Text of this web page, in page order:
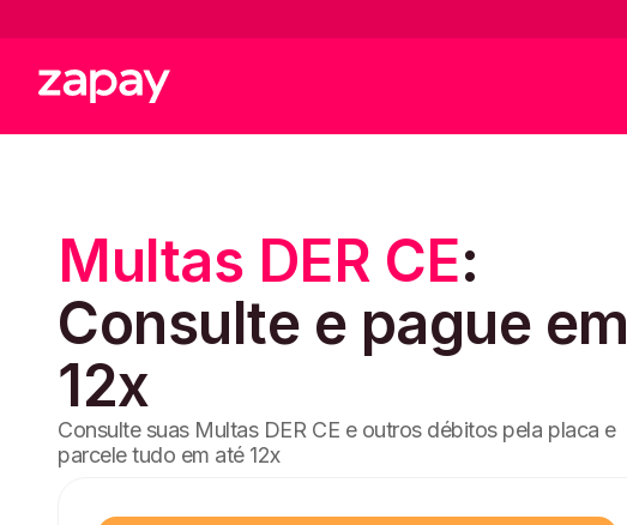
Multas DER CE:
Consulte e pague em
12x
Consulte suas Multas DER CE e outros débitos pela placa e
parcele tudo em até 12x